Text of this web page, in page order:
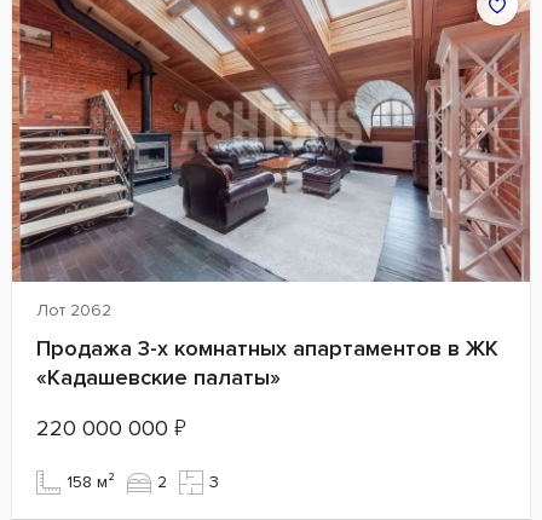
Лот 2062
Продажа 3-х комнатных апартаментов в ЖК
«Кадашевские палаты»
220 000 000 ₽
158 м² 2 3